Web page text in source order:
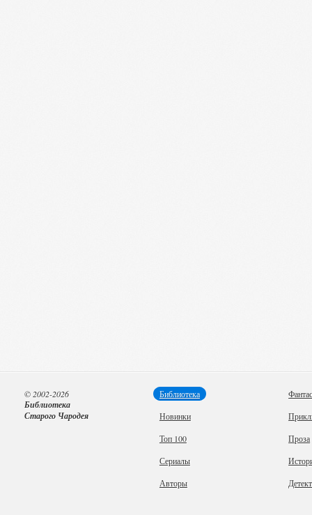
Библиотека
Новинки
Топ 100
Сериалы
Авторы
Проза
© 2002-2026
Библиотека
Старого Чародея